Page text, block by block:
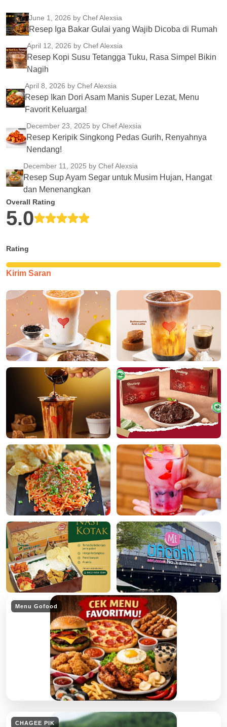
June 1, 2026 by Chef Alexsia
Resep Iga Bakar Gulai yang Wajib Dicoba di Rumah
April 12, 2026 by Chef Alexsia
Resep Kopi Susu Tetangga Tuku, Rasa Simpel Bikin
Nagih
April 8, 2026 by Chef Alexsia
Resep Ikan Dori Asam Manis Super Lezat, Menu
Favorit Keluarga!
December 23, 2025 by Chef Alexsia
Resep Keripik Singkong Pedas Gurih, Renyahnya
Nendang!
December 11, 2025 by Chef Alexsia
Resep Sup Ayam Segar untuk Musim Hujan, Hangat
dan Menenangkan
Overall Rating
5.0
Rating
Kirim Saran
Menu Gofood
CHAGEE PIK